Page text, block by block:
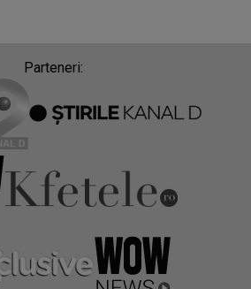
Parteneri: